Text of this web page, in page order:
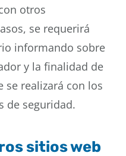
otros
se requerirá
informando sobre
y la finalidad de
se realizará con los
de seguridad.
sitios web